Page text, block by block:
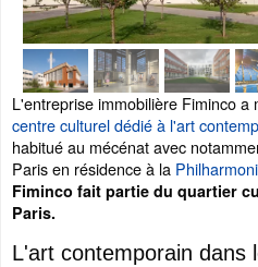
L'entreprise immobilière Fiminco
centre culturel dédié à l'art
habitué au mécénat avec
Paris en résidence à la
Fiminco fait partie du quartier
Paris.
L'art contemporain dans